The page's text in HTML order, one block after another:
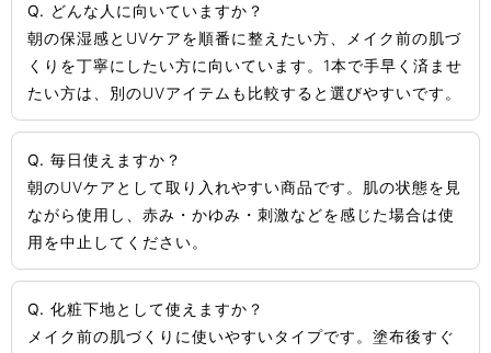
Q. どんな人に向いていますか？
朝の保湿感とUVケアを順番に整えたい方、メイク前の肌づ
くりを丁寧にしたい方に向いています。1本で手早く済ませ
たい方は、別のUVアイテムも比較すると選びやすいです。
Q. 毎日使えますか？
朝のUVケアとして取り入れやすい商品です。肌の状態を見
ながら使用し、赤み・かゆみ・刺激などを感じた場合は使
用を中止してください。
Q. 化粧下地として使えますか？
メイク前の肌づくりに使いやすいタイプです。塗布後すぐ